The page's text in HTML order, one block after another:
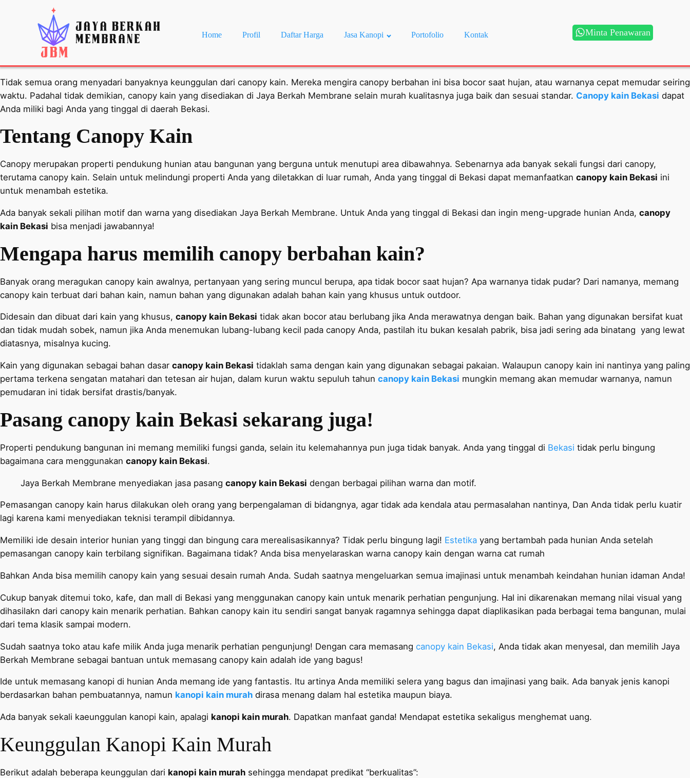
Home Profil Daftar Harga Jasa Kanopi Portofolio Kontak Minta Penawaran
Tidak semua orang menyadari banyaknya keunggulan dari canopy kain. Mereka mengira canopy berbahan ini bisa bocor saat hujan, atau warnanya cepat memudar seiring
waktu. Padahal tidak demikian, canopy kain yang disediakan di Jaya Berkah Membrane selain murah kualitasnya juga baik dan sesuai standar. Canopy kain Bekasi dapat
Anda miliki bagi Anda yang tinggal di daerah Bekasi.
Tentang Canopy Kain
Canopy merupakan properti pendukung hunian atau bangunan yang berguna untuk menutupi area dibawahnya. Sebenarnya ada banyak sekali fungsi dari canopy,
terutama canopy kain. Selain untuk melindungi properti Anda yang diletakkan di luar rumah, Anda yang tinggal di Bekasi dapat memanfaatkan canopy kain Bekasi ini
untuk menambah estetika.
Ada banyak sekali pilihan motif dan warna yang disediakan Jaya Berkah Membrane. Untuk Anda yang tinggal di Bekasi dan ingin meng-upgrade hunian Anda, canopy
kain Bekasi bisa menjadi jawabannya!
Mengapa harus memilih canopy berbahan kain?
Banyak orang meragukan canopy kain awalnya, pertanyaan yang sering muncul berupa, apa tidak bocor saat hujan? Apa warnanya tidak pudar? Dari namanya, memang
canopy kain terbuat dari bahan kain, namun bahan yang digunakan adalah bahan kain yang khusus untuk outdoor.
Didesain dan dibuat dari kain yang khusus, canopy kain Bekasi tidak akan bocor atau berlubang jika Anda merawatnya dengan baik. Bahan yang digunakan bersifat kuat
dan tidak mudah sobek, namun jika Anda menemukan lubang-lubang kecil pada canopy Anda, pastilah itu bukan kesalah pabrik, bisa jadi sering ada binatang yang lewat
diatasnya, misalnya kucing.
Kain yang digunakan sebagai bahan dasar canopy kain Bekasi tidaklah sama dengan kain yang digunakan sebagai pakaian. Walaupun canopy kain ini nantinya yang paling
pertama terkena sengatan matahari dan tetesan air hujan, dalam kurun waktu sepuluh tahun canopy kain Bekasi mungkin memang akan memudar warnanya, namun
pemudaran ini tidak bersifat drastis/banyak.
Pasang canopy kain Bekasi sekarang juga!
Properti pendukung bangunan ini memang memiliki fungsi ganda, selain itu kelemahannya pun juga tidak banyak. Anda yang tinggal di Bekasi tidak perlu bingung
bagaimana cara menggunakan canopy kain Bekasi.
Jaya Berkah Membrane menyediakan jasa pasang canopy kain Bekasi dengan berbagai pilihan warna dan motif.
Pemasangan canopy kain harus dilakukan oleh orang yang berpengalaman di bidangnya, agar tidak ada kendala atau permasalahan nantinya, Dan Anda tidak perlu kuatir
lagi karena kami menyediakan teknisi terampil dibidannya.
Memiliki ide desain interior hunian yang tinggi dan bingung cara merealisasikannya? Tidak perlu bingung lagi! Estetika yang bertambah pada hunian Anda setelah
pemasangan canopy kain terbilang signifikan. Bagaimana tidak? Anda bisa menyelaraskan warna canopy kain dengan warna cat rumah
Bahkan Anda bisa memilih canopy kain yang sesuai desain rumah Anda. Sudah saatnya mengeluarkan semua imajinasi untuk menambah keindahan hunian idaman Anda!
Cukup banyak ditemui toko, kafe, dan mall di Bekasi yang menggunakan canopy kain untuk menarik perhatian pengunjung. Hal ini dikarenakan memang nilai visual yang
dihasilakn dari canopy kain menarik perhatian. Bahkan canopy kain itu sendiri sangat banyak ragamnya sehingga dapat diaplikasikan pada berbagai tema bangunan, mulai
dari tema klasik sampai modern.
Sudah saatnya toko atau kafe milik Anda juga menarik perhatian pengunjung! Dengan cara memasang canopy kain Bekasi, Anda tidak akan menyesal, dan memilih Jaya
Berkah Membrane sebagai bantuan untuk memasang canopy kain adalah ide yang bagus!
Ide untuk memasang kanopi di hunian Anda memang ide yang fantastis. Itu artinya Anda memiliki selera yang bagus dan imajinasi yang baik. Ada banyak jenis kanopi
berdasarkan bahan pembuatannya, namun kanopi kain murah dirasa menang dalam hal estetika maupun biaya.
Ada banyak sekali kaeunggulan kanopi kain, apalagi kanopi kain murah. Dapatkan manfaat ganda! Mendapat estetika sekaligus menghemat uang.
Keunggulan Kanopi Kain Murah
Berikut adalah beberapa keunggulan dari kanopi kain murah sehingga mendapat predikat “berkualitas”: